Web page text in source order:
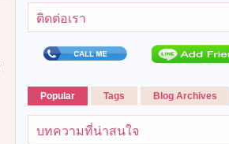
ติดต่อเรา
Popular Tags Blog Archives
บทความที่น่าสนใจ